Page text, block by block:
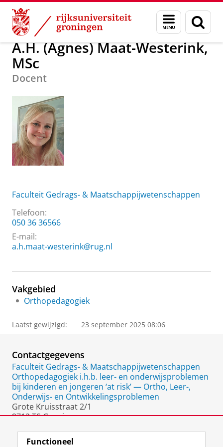
Skip
Content
Skip
Navigation
Menu
en
zoeken
Over ons A.H. (Agnes) Maat-Westerink, MSc
A.H. (Agnes) Maat-Westerink,
MSc
Docent
Faculteit Gedrags- & Maatschappijwetenschappen
Telefoon:
050 36 36566
E-mail:
a.h.maat-westerink@rug.nl
Vakgebied
Orthopedagogiek
Laatst gewijzigd: 23 september 2025 08:06
Contactgegevens
Faculteit Gedrags- & Maatschappijwetenschappen
Orthopedagogiek i.h.b. leer- en onderwijsproblemen
bij kinderen en jongeren ‘at risk’ — Ortho, Leer-,
Onderwijs- en Ontwikkelingsproblemen
Grote Kruisstraat 2/1
9712 TS Groningen
Functioneel